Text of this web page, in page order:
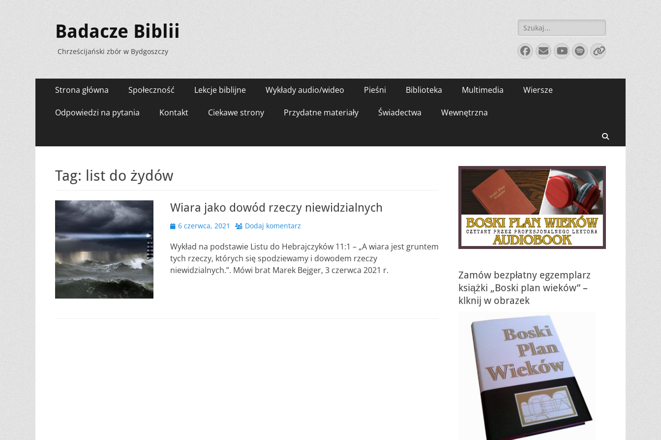
Badacze Biblii
Chrześcijański zbór w Bydgoszczy
Szukaj:
Facebook
E-
mail
YouTube
Spotify
Link
Menu
zawartości
Strona główna Społeczność Lekcje biblijne Wykłady audio/wideo Pieśni Biblioteka Multimedia Wiersze
Odpowiedzi na pytania Kontakt Ciekawe strony Przydatne materiały Świadectwa Wewnętrzna
Tag: list do żydów
Wiara jako dowód rzeczy niewidzialnych
Opublikowano
6 czerwca, 2021 Dodaj komentarz
Wykład na podstawie Listu do Hebrajczyków 11:1 – „A wiara jest gruntem
tych rzeczy, których się spodziewamy i dowodem rzeczy
niewidzialnych.”. Mówi brat Marek Bejger, 3 czerwca 2021 r.
Zamów bezpłatny egzemplarz
książki „Boski plan wieków” –
klknij w obrazek